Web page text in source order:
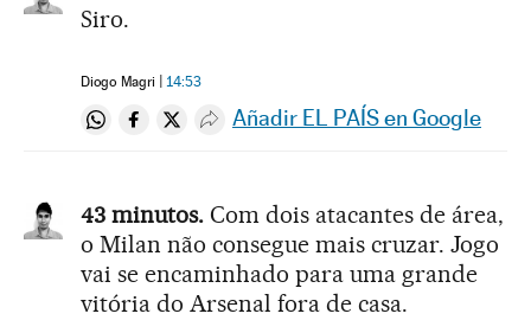
Siro.
Diogo Magri 14:53
Compartir en Whatsapp
Compartir en Facebook
Compartir en Twitter
Desplegar Redes Sociales
Añadir EL PAÍS en Google
43 minutos. Com dois atacantes de área,
o Milan não consegue mais cruzar. Jogo
vai se encaminhado para uma grande
vitória do Arsenal fora de casa.